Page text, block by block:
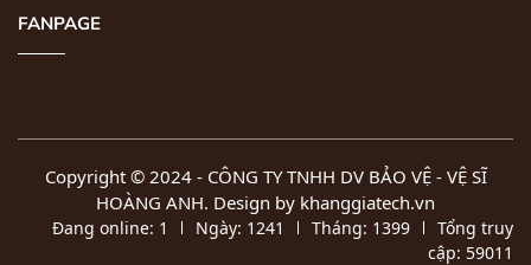
FANPAGE
Copyright © 2024 - CÔNG TY TNHH DV BẢO VỆ - VỆ SĨ
HOÀNG ANH. Design by khanggiatech.vn
Đang online: 1 Ngày: 1241 Tháng: 1399
Tổng truy
cập: 59011